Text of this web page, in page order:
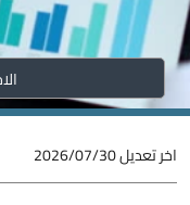
اخر تعديل2026/07/30